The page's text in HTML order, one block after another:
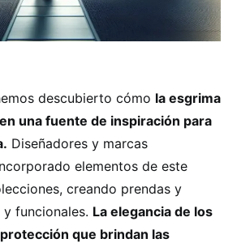
descubierto cómo la esgrima
una fuente de inspiración para
Diseñadores y marcas
elementos de este
creando prendas y
funcionales. La elegancia de los
que brindan las